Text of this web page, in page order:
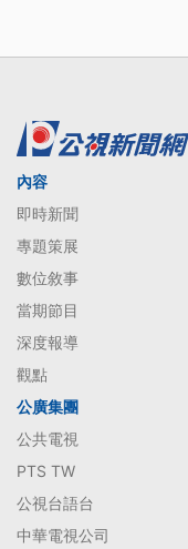
內容
即時新聞
專題策展
數位敘事
當期節目
深度報導
觀點
公廣集團
公共電視
PTS TW
公視台語台
中華電視公司